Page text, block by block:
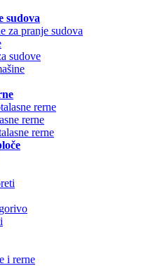
sudova
za pranje sudova
sudove
rerne
rerne
rerne
i rerne